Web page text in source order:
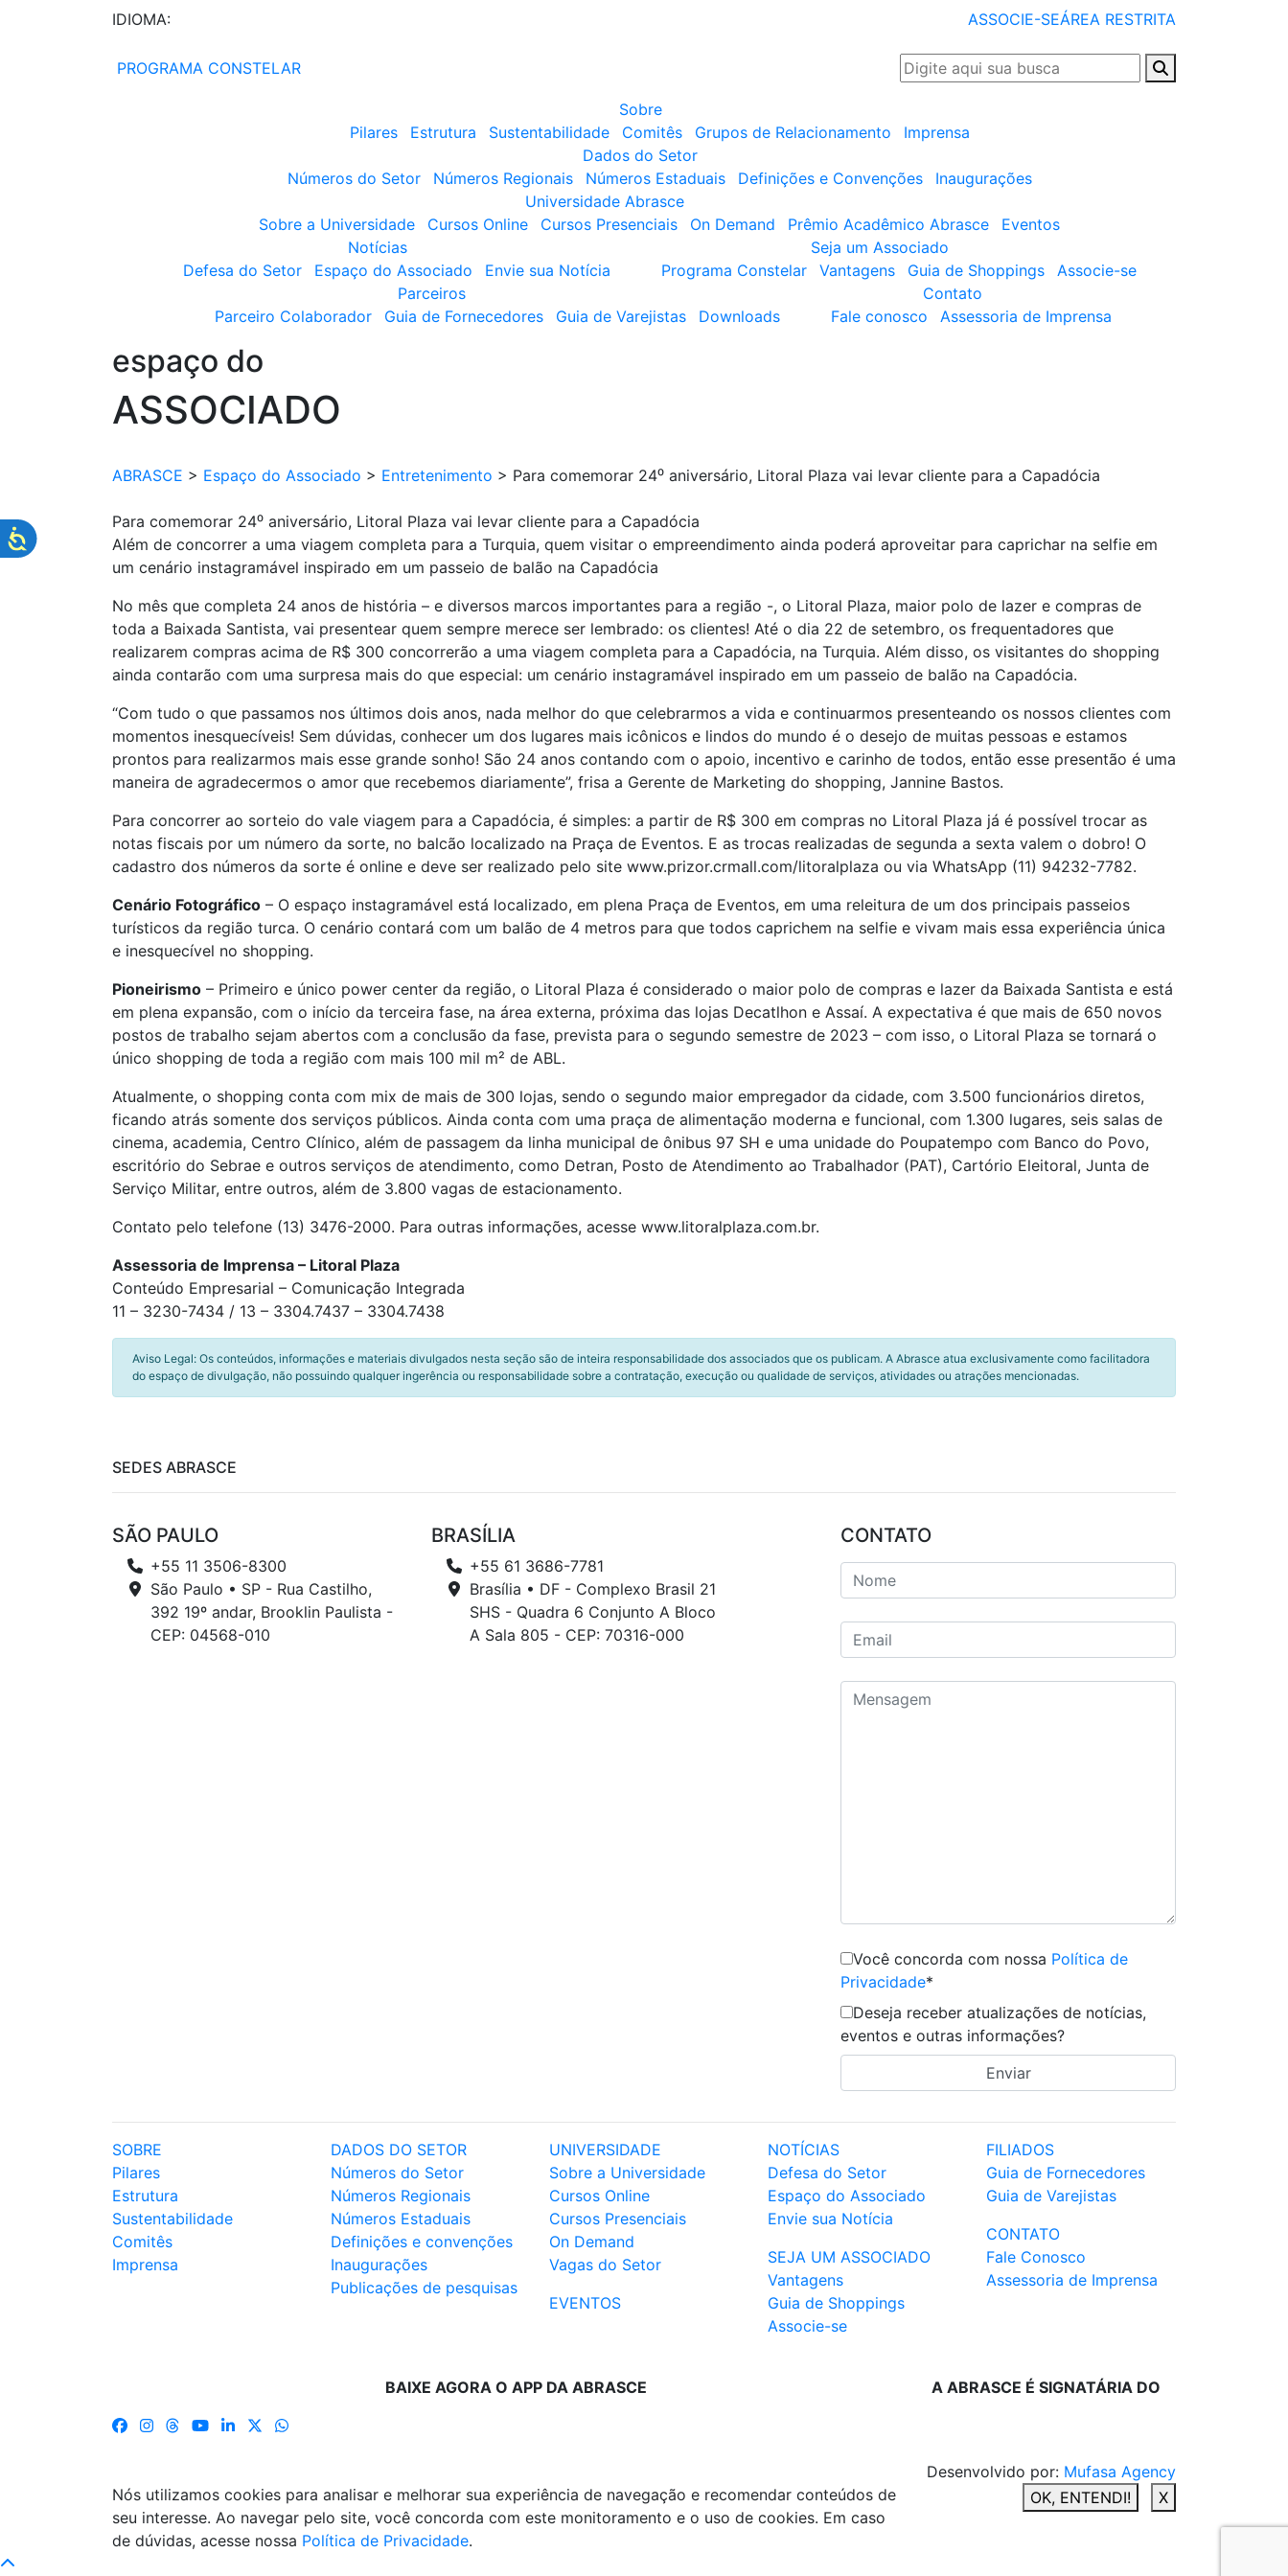
IDIOMA: ASSOCIE-SEÁREA RESTRITA
PROGRAMA CONSTELAR
Sobre
Pilares
Estrutura Sustentabilidade Comitês Grupos de Relacionamento
Imprensa
Dados do Setor
Números do Setor
Números Regionais Números Estaduais Definições e Convenções
Inaugurações
Universidade Abrasce
Sobre a Universidade
Cursos Online Cursos Presenciais On Demand Prêmio Acadêmico Abrasce
Eventos
Notícias
Defesa do Setor
Espaço do Associado Envie sua Notícia
Seja um Associado
Programa Constelar
Vantagens Guia de Shoppings
Associe-se
Parceiros
Parceiro Colaborador
Guia de Fornecedores Guia de Varejistas Downloads
Contato
Fale conosco
Assessoria de Imprensa
espaço do
ASSOCIADO
ABRASCE > Espaço do Associado > Entretenimento > Para comemorar 24⁰ aniversário, Litoral Plaza vai levar cliente para a Capadócia
Para comemorar 24⁰ aniversário, Litoral Plaza vai levar cliente para a Capadócia
Além de concorrer a uma viagem completa para a Turquia, quem visitar o empreendimento ainda poderá aproveitar para caprichar na selfie em
um cenário instagramável inspirado em um passeio de balão na Capadócia
No mês que completa 24 anos de história – e diversos marcos importantes para a região -, o Litoral Plaza, maior polo de lazer e compras de
toda a Baixada Santista, vai presentear quem sempre merece ser lembrado: os clientes! Até o dia 22 de setembro, os frequentadores que
realizarem compras acima de R$ 300 concorrerão a uma viagem completa para a Capadócia, na Turquia. Além disso, os visitantes do shopping
ainda contarão com uma surpresa mais do que especial: um cenário instagramável inspirado em um passeio de balão na Capadócia.
“Com tudo o que passamos nos últimos dois anos, nada melhor do que celebrarmos a vida e continuarmos presenteando os nossos clientes com
momentos inesquecíveis! Sem dúvidas, conhecer um dos lugares mais icônicos e lindos do mundo é o desejo de muitas pessoas e estamos
prontos para realizarmos mais esse grande sonho! São 24 anos contando com o apoio, incentivo e carinho de todos, então esse presentão é uma
maneira de agradecermos o amor que recebemos diariamente”, frisa a Gerente de Marketing do shopping, Jannine Bastos.
Para concorrer ao sorteio do vale viagem para a Capadócia, é simples: a partir de R$ 300 em compras no Litoral Plaza já é possível trocar as
notas fiscais por um número da sorte, no balcão localizado na Praça de Eventos. E as trocas realizadas de segunda a sexta valem o dobro! O
cadastro dos números da sorte é online e deve ser realizado pelo site www.prizor.crmall.com/litoralplaza ou via WhatsApp (11) 94232-7782.
Cenário Fotográfico – O espaço instagramável está localizado, em plena Praça de Eventos, em uma releitura de um dos principais passeios
turísticos da região turca. O cenário contará com um balão de 4 metros para que todos caprichem na selfie e vivam mais essa experiência única
e inesquecível no shopping.
Pioneirismo – Primeiro e único power center da região, o Litoral Plaza é considerado o maior polo de compras e lazer da Baixada Santista e está
em plena expansão, com o início da terceira fase, na área externa, próxima das lojas Decatlhon e Assaí. A expectativa é que mais de 650 novos
postos de trabalho sejam abertos com a conclusão da fase, prevista para o segundo semestre de 2023 – com isso, o Litoral Plaza se tornará o
único shopping de toda a região com mais 100 mil m² de ABL.
Atualmente, o shopping conta com mix de mais de 300 lojas, sendo o segundo maior empregador da cidade, com 3.500 funcionários diretos,
ficando atrás somente dos serviços públicos. Ainda conta com uma praça de alimentação moderna e funcional, com 1.300 lugares, seis salas de
cinema, academia, Centro Clínico, além de passagem da linha municipal de ônibus 97 SH e uma unidade do Poupatempo com Banco do Povo,
escritório do Sebrae e outros serviços de atendimento, como Detran, Posto de Atendimento ao Trabalhador (PAT), Cartório Eleitoral, Junta de
Serviço Militar, entre outros, além de 3.800 vagas de estacionamento.
Contato pelo telefone (13) 3476-2000. Para outras informações, acesse www.litoralplaza.com.br.
Assessoria de Imprensa – Litoral Plaza
Conteúdo Empresarial – Comunicação Integrada
11 – 3230-7434 / 13 – 3304.7437 – 3304.7438
Aviso Legal: Os conteúdos, informações e materiais divulgados nesta seção são de inteira responsabilidade dos associados que os publicam. A Abrasce atua exclusivamente como facilitadora
do espaço de divulgação, não possuindo qualquer ingerência ou responsabilidade sobre a contratação, execução ou qualidade de serviços, atividades ou atrações mencionadas.
SEDES ABRASCE
SÃO PAULO
+55 11 3506-8300
São Paulo • SP - Rua Castilho,
392 19º andar, Brooklin Paulista -
CEP: 04568-010
BRASÍLIA
+55 61 3686-7781
Brasília • DF - Complexo Brasil 21
SHS - Quadra 6 Conjunto A Bloco
A Sala 805 - CEP: 70316-000
CONTATO
Você concorda com nossa Política de
Privacidade*
Deseja receber atualizações de notícias,
eventos e outras informações?
SOBRE
Pilares
Estrutura
Sustentabilidade
Comitês
Imprensa
DADOS DO SETOR
Números do Setor
Números Regionais
Números Estaduais
Definições e convenções
Inaugurações
Publicações de pesquisas
UNIVERSIDADE
Sobre a Universidade
Cursos Online
Cursos Presenciais
On Demand
Vagas do Setor
EVENTOS
NOTÍCIAS
Defesa do Setor
Espaço do Associado
Envie sua Notícia
SEJA UM ASSOCIADO
Vantagens
Guia de Shoppings
Associe-se
FILIADOS
Guia de Fornecedores
Guia de Varejistas
CONTATO
Fale Conosco
Assessoria de Imprensa
BAIXE AGORA O APP DA ABRASCE A ABRASCE É SIGNATÁRIA DO
Desenvolvido por: Mufasa Agency
Nós utilizamos cookies para analisar e melhorar sua experiência de navegação e recomendar conteúdos de
seu interesse. Ao navegar pelo site, você concorda com este monitoramento e o uso de cookies. Em caso
de dúvidas, acesse nossa Política de Privacidade.
OK, ENTENDI! X